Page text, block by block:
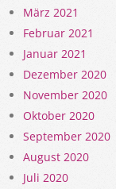
März 2021
Februar 2021
Januar 2021
Dezember 2020
November 2020
Oktober 2020
September 2020
August 2020
Juli 2020